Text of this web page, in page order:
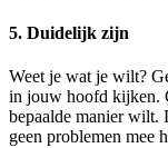
5. Duidelijk zijn
Weet je wat je wilt?
in jouw hoofd kijken.
bepaalde manier wilt.
geen problemen mee